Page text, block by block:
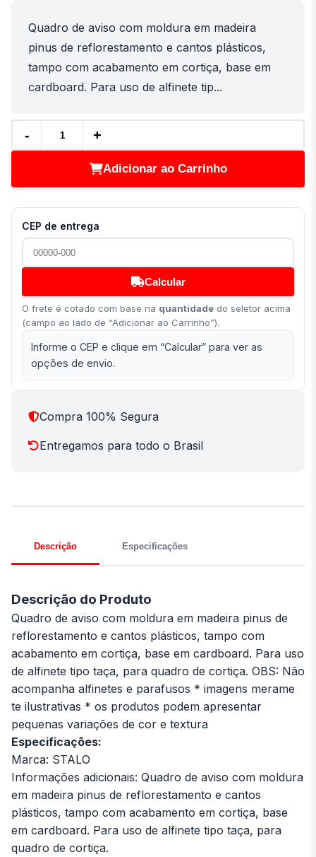
Quadro de aviso com moldura em madeira
pinus de reflorestamento e cantos plásticos,
tampo com acabamento em cortiça, base em
cardboard. Para uso de alfinete tip...
- +
Adicionar ao Carrinho
CEP de entrega
Calcular
O frete é cotado com base na quantidade do seletor acima
(campo ao lado de “Adicionar ao Carrinho”).
Informe o CEP e clique em “Calcular” para ver as
opções de envio.
Compra 100% Segura
Entregamos para todo o Brasil
Descrição Especificações
Descrição do Produto
Quadro de aviso com moldura em madeira pinus de
reflorestamento e cantos plásticos, tampo com
acabamento em cortiça, base em cardboard. Para uso
de alfinete tipo taça, para quadro de cortiça. OBS: Não
acompanha alfinetes e parafusos * imagens merame
te ilustrativas * os produtos podem apresentar
pequenas variações de cor e textura
Especificações:
Marca: STALO
Informações adicionais: Quadro de aviso com moldura
em madeira pinus de reflorestamento e cantos
plásticos, tampo com acabamento em cortiça, base
em cardboard. Para uso de alfinete tipo taça, para
quadro de cortiça.